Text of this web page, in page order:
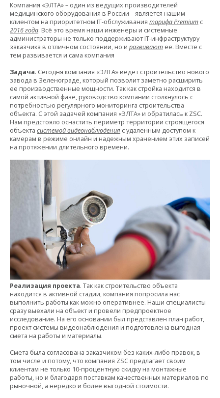
Компания «ЭЛТА» – один из ведущих производителей
медицинского оборудования в России – является нашим
клиентом на приоритетном IT-обслуживания тарифа Premium с
2016 года. Всё это время наши инженеры и системные
администраторы не только поддерживают IT-инфраструктуру
заказчика в отличном состоянии, но и развивают ее. Вместе с
тем развивается и сама компания
Задача. Сегодня компания «ЭЛТА» ведет строительство нового
завода в Зеленограде, который позволит заметно расширить
ее производственные мощности. Так как стройка находится в
самой активной фазе, руководство компании столкнулось с
потребностью регулярного мониторинга строительства
объекта. С этой задачей компания «ЭЛТА» и обратилась к ZSC.
Нам предстояло оснастить периметр территории строящегося
объекта системой видеонаблюдения с удаленным доступом к
камерам в режиме онлайн и надежным хранением этих записей
на протяжении длительного времени.
Реализация проекта. Так как строительство объекта
находится в активной стадии, компания попросила нас
выполнить работы как можно оперативнее. Наши специалисты
сразу выехали на объект и провели предпроектное
исследование. На его основании был представлен план работ,
проект системы видеонаблюдения и подготовлена выгодная
смета на работы и материалы.
Смета была согласована заказчиком без каких-либо правок, в
том числе и потому, что компания ZSC предлагает своим
клиентам не только 10-процентную скидку на монтажные
работы, но и благодаря поставкам качественных материалов по
рыночной, а нередко и более выгодной стоимости.